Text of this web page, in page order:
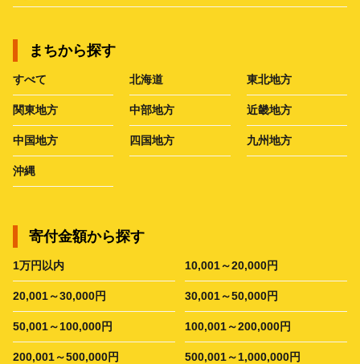
まちから探す
すべて 北海道 東北地方
関東地方 中部地方 近畿地方
中国地方 四国地方 九州地方
沖縄
寄付金額から探す
1万円以内 10,001～20,000円
20,001～30,000円 30,001～50,000円
50,001～100,000円 100,001～200,000円
200,001～500,000円 500,001～1,000,000円